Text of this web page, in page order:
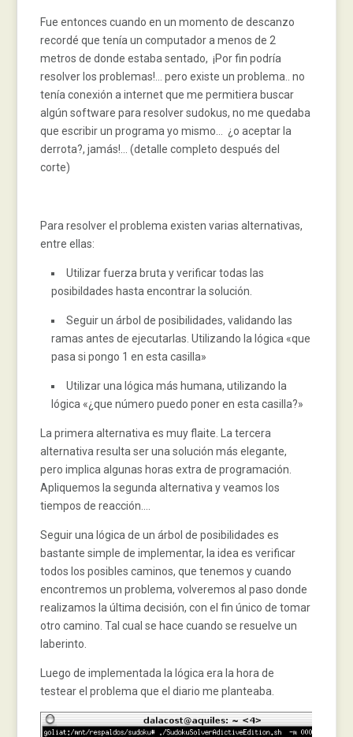
Fue entonces cuando en un momento de descanzo
recordé que tenía un computador a menos de 2
metros de donde estaba sentado, ¡Por fin podría
resolver los problemas!… pero existe un problema.. no
tenía conexión a internet que me permitiera buscar
algún software para resolver sudokus, no me quedaba
que escribir un programa yo mismo… ¿o aceptar la
derrota?, jamás!… (detalle completo después del
corte)
Para resolver el problema existen varias alternativas,
entre ellas:
Utilizar fuerza bruta y verificar todas las
posibildades hasta encontrar la solución.
Seguir un árbol de posibilidades, validando las
ramas antes de ejecutarlas. Utilizando la lógica «que
pasa si pongo 1 en esta casilla»
Utilizar una lógica más humana, utilizando la
lógica «¿que número puedo poner en esta casilla?»
La primera alternativa es muy flaite. La tercera
alternativa resulta ser una solución más elegante,
pero implica algunas horas extra de programación.
Apliquemos la segunda alternativa y veamos los
tiempos de reacción….
Seguir una lógica de un árbol de posibilidades es
bastante simple de implementar, la idea es verificar
todos los posibles caminos, que tenemos y cuando
encontremos un problema, volveremos al paso donde
realizamos la última decisión, con el fin único de tomar
otro camino. Tal cual se hace cuando se resuelve un
laberinto.
Luego de implementada la lógica era la hora de
testear el problema que el diario me planteaba.